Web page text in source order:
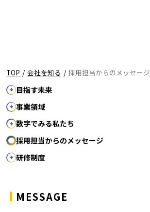
TOP / 会社を知る / 採用担当からのメッセージ
目指す未来
事業領域
数字でみる私たち
採用担当からのメッセージ
研修制度
MESSAGE